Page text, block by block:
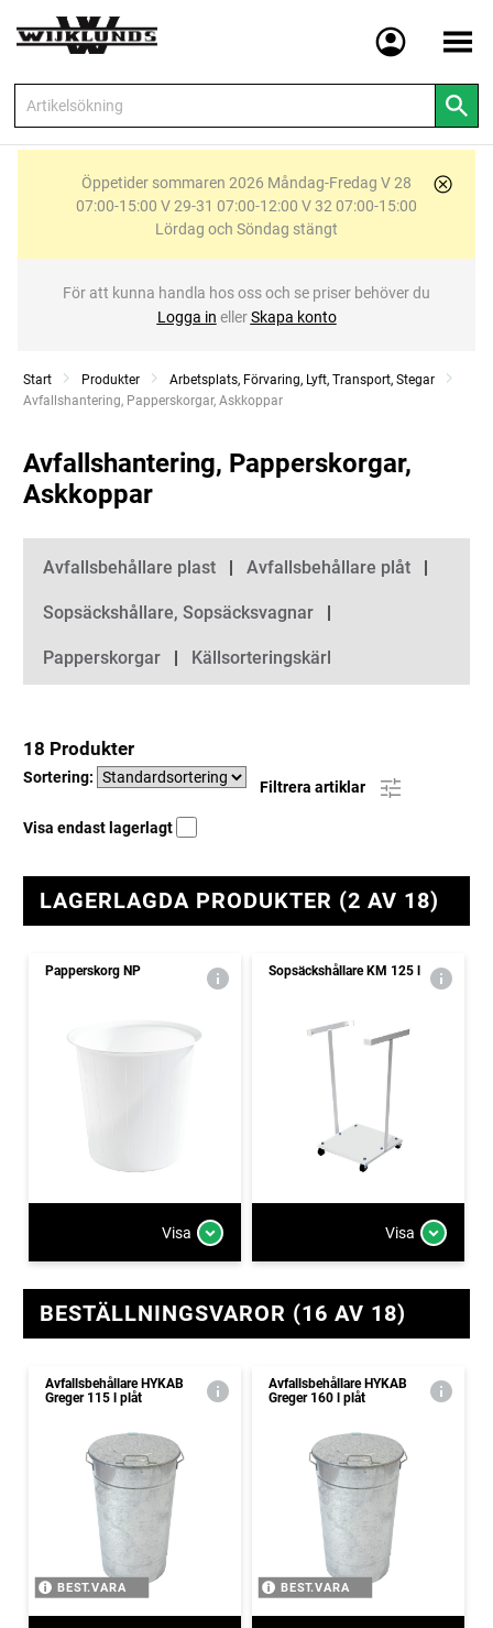
Meny
Öppetider sommaren 2026 Måndag-Fredag V 28
07:00-15:00 V 29-31 07:00-12:00 V 32 07:00-15:00
Lördag och Söndag stängt
För att kunna handla hos oss och se priser behöver du
Logga in ellerSkapa konto
Start Produkter
Arbetsplats, Förvaring, Lyft, Transport, Stegar
Current:
Avfallshantering, Papperskorgar, Askkoppar
Avfallshantering, Papperskorgar,
Askkoppar
Kategorier
Avfallsbehållare plast Avfallsbehållare plåt
Sopsäckshållare, Sopsäcksvagnar
Papperskorgar Källsorteringskärl
18 Produkter
Sortering:
Filtrera artiklar
Visa endast lagerlagt
LAGERLAGDA PRODUKTER (2 AV 18)
Papperskorg NP
Visa
Sopsäckshållare KM 125 l
Visa
BESTÄLLNINGSVAROR (16 AV 18)
Avfallsbehållare HYKAB
Greger 115 l plåt
BEST.VARA
Avfallsbehållare HYKAB
Greger 160 l plåt
BEST.VARA